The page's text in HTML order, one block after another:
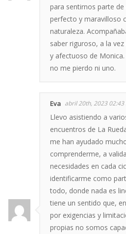
para sentirnos parte de
perfecto y maravilloso
naturaleza.
saber riguroso, a la
y afectuoso de Monica.
no me pierdo ni uno.
Eva abril 20th, 2023 02:43
Llevo asistiendo a
encuentros de La
me han ayudado
comprenderme, a
necesidades en cada
identificarme como
todo, donde nada es
tiene un sentido que,
por exigencias y
propias no somos